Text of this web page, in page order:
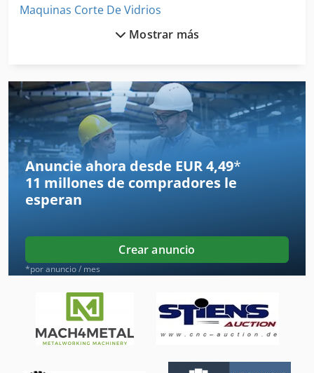
Maquinas Corte De Vidrios
Maquinas De Coser Industriales
Máquina De Afilado
Máquina De Afilado Del Cincel
Máquina De Carpintería
Máquina De Cepillado
Máquina De Cepillado De Madera
Máquina De Coser Industrial
Máquina De Decapado
Máquina De Desbarbado
Máquina De Dibujo
Mostrar más
Anuncie ahora desde EUR 4,49*
11 millones de compradores le
esperan
Crear anuncio
*por anuncio / mes